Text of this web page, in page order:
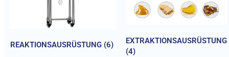
REAKTIONSAUSRÜSTUNG (6)
EXTRAKTIONSAUSRÜSTUNG
(4)